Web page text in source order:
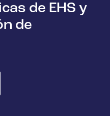
de EHS y
de